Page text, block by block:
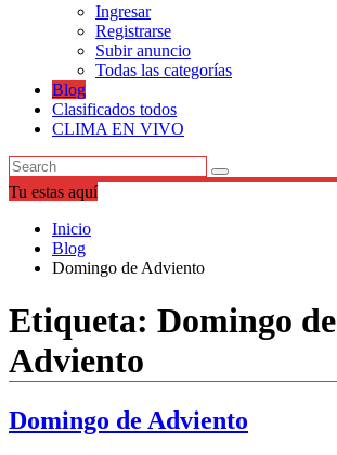
Ingresar
Registrarse
Subir anuncio
Todas las categorías
Blog
Clasificados todos
CLIMA EN VIVO
Tu estas aquí
Inicio
Blog
Domingo de Adviento
Etiqueta: Domingo de
Adviento
Domingo de Adviento